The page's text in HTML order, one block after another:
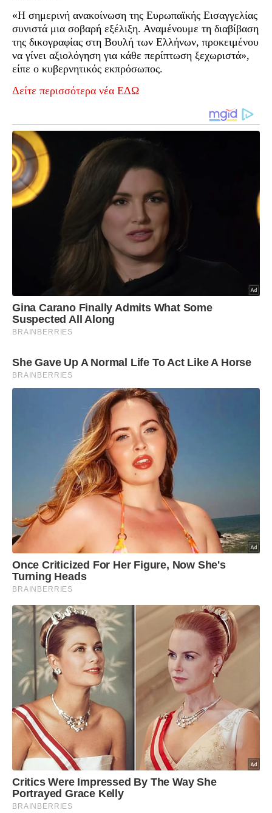
«Η σημερινή ανακοίνωση της Ευρωπαϊκής Εισαγγελίας
συνιστά μια σοβαρή εξέλιξη. Αναμένουμε τη διαβίβαση
της δικογραφίας στη Βουλή των Ελλήνων, προκειμένου
να γίνει αξιολόγηση για κάθε περίπτωση ξεχωριστά»,
είπε ο κυβερνητικός εκπρόσωπος.
Δείτε περισσότερα νέα ΕΔΩ